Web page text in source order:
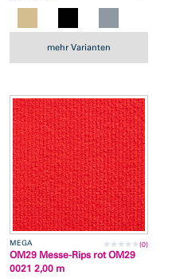
mehr Varianten
MEGA (0)
OM29 Messe-Rips rot OM29
0021 2,00 m